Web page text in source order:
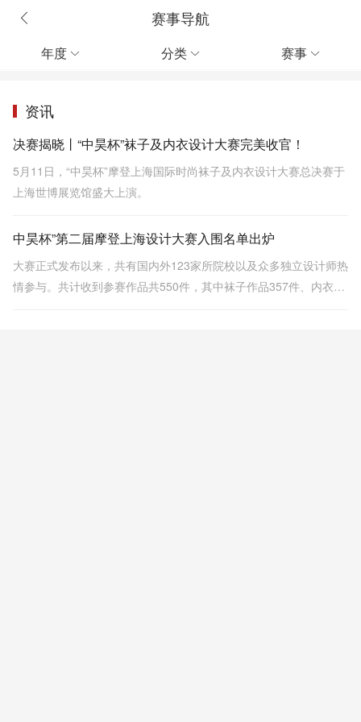
赛事导航
年度  分类  赛事 
资讯
决赛揭晓丨“中昊杯”袜子及内衣设计大赛完美收官！
5月11日，“中昊杯”摩登上海国际时尚袜子及内衣设计大赛总决赛于
上海世博展览馆盛大上演。
中昊杯”第二届摩登上海设计大赛入围名单出炉
大赛正式发布以来，共有国内外123家所院校以及众多独立设计师热
情参与。共计收到参赛作品共550件，其中袜子作品357件、内衣作